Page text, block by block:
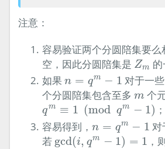
注意：
容易验证两个分圆陪集要
空，因此分圆陪集是 Zm
Zm 的
如果n = qm − 1
n =q m− 对于一些
个分圆陪集包含至多m
m 个
qm ≡ 1 (mod qm − 1)
qm≡1(modqm−1 )
；
容易得到，n = qm − 1
n m− 对
若 gcd(i, qm − 1 ) = 1
gcd(i, qm )=1 ，